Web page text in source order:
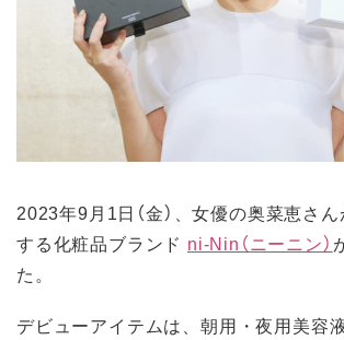
2023年9月1日（金）、女優の奥菜恵さ
する化粧品ブランド ni-Nin（ニーニン）
た。
デビューアイテムは、朝用・夜用美容